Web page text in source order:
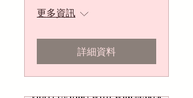
更多資訊
詳細資料